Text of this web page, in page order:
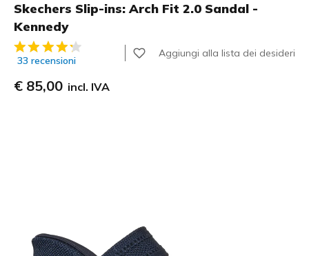
Skechers Slip-ins: Arch Fit 2.0 Sandal -
Kennedy
Valutazione cliente 4 su 5
33 recensioni
Aggiungi alla lista dei desideri
€ 85,00 incl. IVA